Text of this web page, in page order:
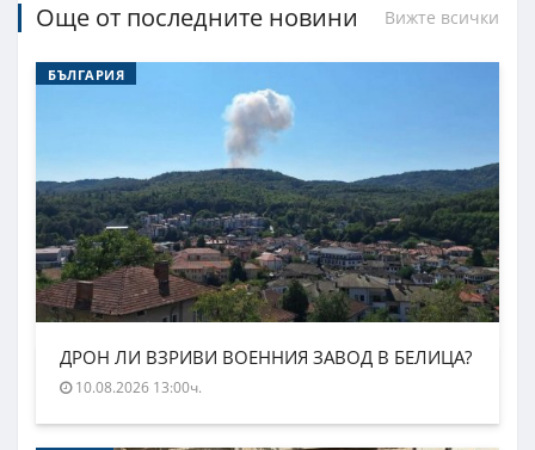
Още от последните новини Вижте всички
БЪЛГАРИЯ
ДРОН ЛИ ВЗРИВИ ВОЕННИЯ ЗАВОД В БЕЛИЦА?
10.08.2026 13:00ч.